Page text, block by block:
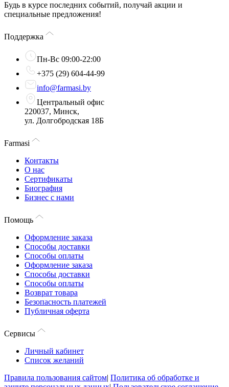
Будь в курсе последних событий, получай акции и
специальные предложения!
Поддержка
Пн-Вс 09:00-22:00
+375 (29) 604-44-99
info@farmasi.by
Центральный офис
220037, Минск,
ул. Долгобродская 18Б
Farmasi
Контакты
О нас
Сертификаты
Биография
Бизнес с нами
Помощь
Оформление заказа
Способы доставки
Способы оплаты
Оформление заказа
Способы доставки
Способы оплаты
Возврат товара
Безопасность платежей
Публичная оферта
Сервисы
Личный кабинет
Список желаний
Правила пользования сайтом| Политика об обработке и